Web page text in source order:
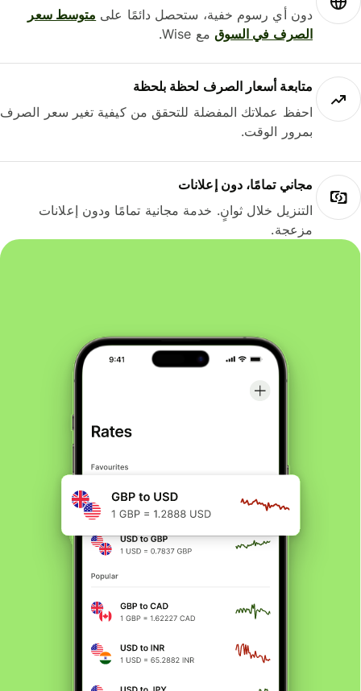
دون أي رسوم خفية، ستحصل دائمًا علىمتوسط ​​سعر
الصرف في السوقمع Wise.
متابعة أسعار الصرف لحظة بلحظة
احفظ عملاتك المفضلة للتحقق من كيفية تغير سعر الصرف
بمرور الوقت.
مجاني تمامًا، دون إعلانات
التنزيل خلال ثوانٍ. خدمة مجانية تمامًا ودون إعلانات
مزعجة.